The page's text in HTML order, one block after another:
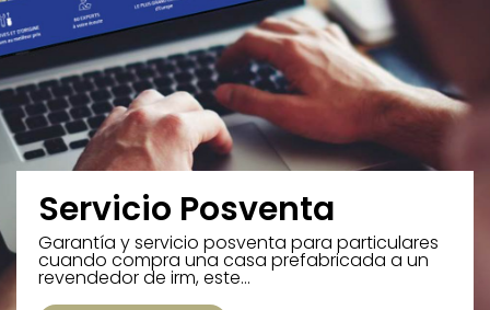
Servicio Posventa
Garantía y servicio posventa para particulares
cuando compra una casa prefabricada a un
revendedor de irm, este…